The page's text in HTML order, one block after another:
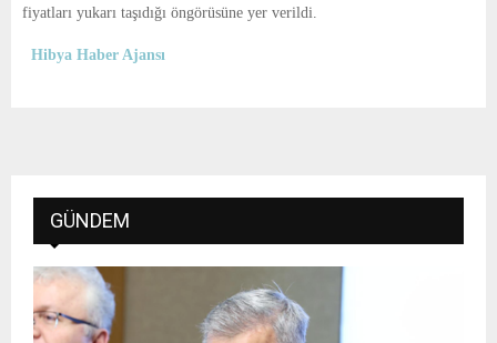
fiyatları yukarı taşıdığı öngörüsüne yer verildi.
Hibya Haber Ajansı
GÜNDEM